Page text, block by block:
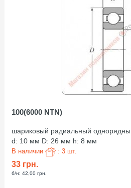
100(6000 NTN)
шариковый радиальный
d: 10 мм D: 26 мм h: 8 мм
В наличии : 3 шт.
33 грн.
б/н: 42,00 грн.